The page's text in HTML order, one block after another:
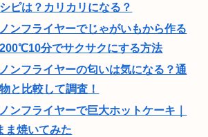
ピは？カリカリになる？
ンフライヤーでじゃがいもから作る
分でサクサクにする方法
ンフライヤーの匂いは気になる？通
と比較して調査！
ンフライヤーで巨大ホットケーキ｜
ま焼いてみた